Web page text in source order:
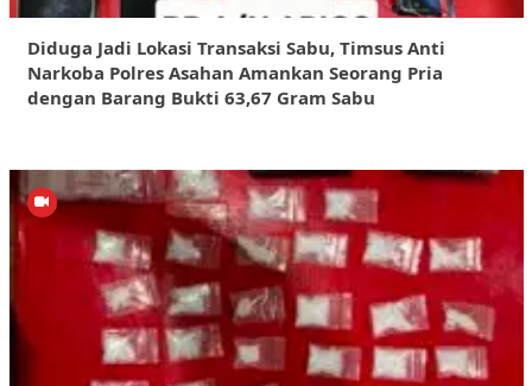
Diduga Jadi Lokasi Transaksi Sabu, Timsus Anti
Narkoba Polres Asahan Amankan Seorang Pria
dengan Barang Bukti 63,67 Gram Sabu